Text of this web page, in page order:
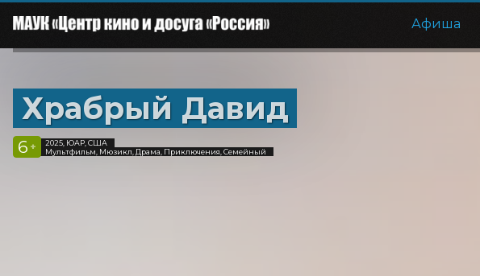
Афиша
Храбрый Давид
6 +
2025, ЮАР, США
Мультфильм, Мюзикл, Драма, Приключения, Семейный